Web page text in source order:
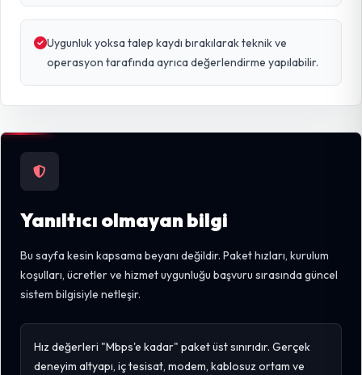
Uygunluk yoksa talep kaydı bırakılarak teknik ve
operasyon tarafında ayrıca değerlendirme yapılabilir.
Yanıltıcı olmayan bilgi
Bu sayfa kesin kapsama beyanı değildir. Paket hızları, kurulum
koşulları, ücretler ve hizmet uygunluğu başvuru sırasında güncel
sistem bilgisiyle netleşir.
Hız değerleri "Mbps'e kadar" paket üst sınırıdır. Gerçek
deneyim altyapı, iç tesisat, modem, kablosuz ortam ve